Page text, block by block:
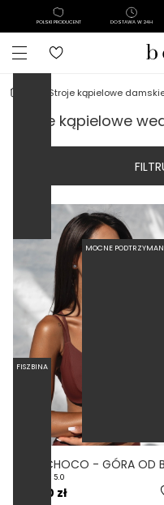
POLSKI PRODUCENT DOSTAWA W 24H
stroje kąpielowe
stroje kąpielowe
FISZBINA
MOCNE
5.0
239,00 zł
FISZBINA